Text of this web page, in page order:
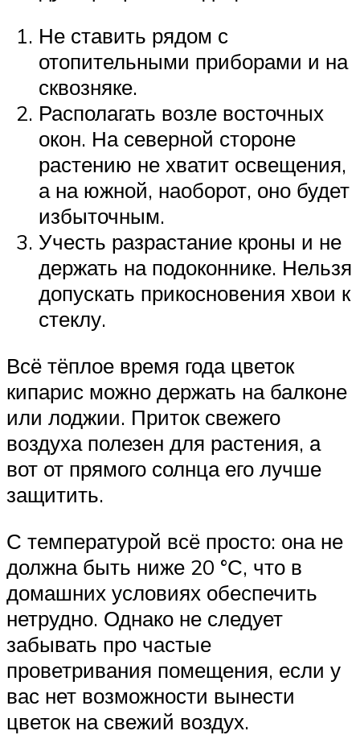
Не ставить рядом с
отопительными приборами и на
сквозняке.
Располагать возле восточных
окон. На северной стороне
растению не хватит освещения,
а на южной, наоборот, оно будет
избыточным.
Учесть разрастание кроны и не
держать на подоконнике. Нельзя
допускать прикосновения хвои к
стеклу.
Всё тёплое время года цветок
кипарис можно держать на балконе
или лоджии. Приток свежего
воздуха полезен для растения, а
вот от прямого солнца его лучше
защитить.
С температурой всё просто: она не
должна быть ниже 20 °С, что в
домашних условиях обеспечить
нетрудно. Однако не следует
забывать про частые
проветривания помещения, если у
вас нет возможности вынести
цветок на свежий воздух.